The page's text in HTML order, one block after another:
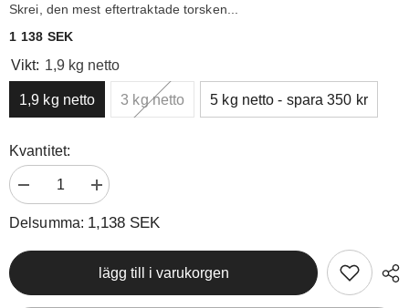
Skrei, den mest eftertraktade torsken...
1 138 SEK
Vikt: 1,9 kg netto
1,9 kg netto 3 kg netto 5 kg netto - spara 350 kr
Kvantitet:
Minska
mängden
för
Torskrygg
Öka
kvantiteten
för
Torskrygg
Delsumma: 1,138 SEK
lägg till i varukorgen